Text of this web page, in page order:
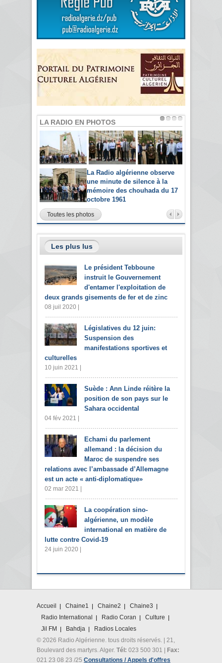
LA RADIO EN PHOTOS
La Radio algérienne observe
une minute de silence à la
mémoire des chouhada du 17
octobre 1961
Toutes les photos
Les plus lus
Le président Tebboune
instruit le Gouvernement
d'entamer l'exploitation de
deux grands gisements de fer et de zinc
08 juil 2020 |
Législatives du 12 juin:
Suspension des
manifestations sportives et
culturelles
10 juin 2021 |
Suède : Ann Linde réitère la
position de son pays sur le
Sahara occidental
04 fév 2021 |
Echami du parlement
allemand : la décision du
Maroc de suspendre ses
relations avec l’ambassade d’Allemagne
est un acte « anti-diplomatique»
02 mar 2021 |
La coopération sino-
algérienne, un modèle
international en matière de
lutte contre Covid-19
24 juin 2020 |
Accueil Chaine1 Chaine2
Chaine3
Radio International
Radio Coran
Culture
Jil FM
Bahdja
Radios Locales
© 2026 Radio Algérienne. tous droits réservés. | 21,
Boulevard des martyrs. Alger. Tél: 023 500 301 | Fax:
021 23 08 23 /25 Consultations / Appels d'offres